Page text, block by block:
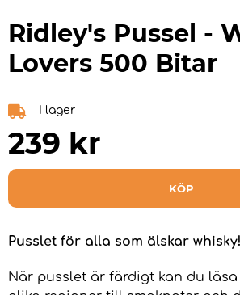
Ridley's Pussel -
Lovers 500 Bitar
I lager
239 kr
KÖP
Pusslet för alla som älskar whisky!
När pusslet är färdigt kan du